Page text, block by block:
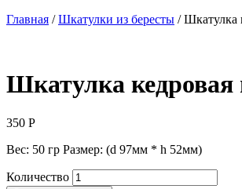
Главная /Шкатулки из бересты / Шкатулка
Шкатулка
350 Р
Вес: 50 гр Размер: (d 97мм * h 52мм)
Количество